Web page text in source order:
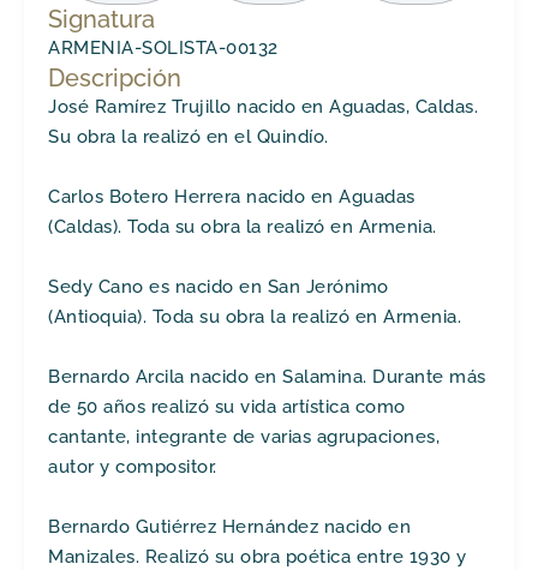
Signatura
ARMENIA-SOLISTA-00132
Descripción
José Ramírez Trujillo nacido en Aguadas, Caldas.
Su obra la realizó en el Quindío.
Carlos Botero Herrera nacido en Aguadas
(Caldas). Toda su obra la realizó en Armenia.
Sedy Cano es nacido en San Jerónimo
(Antioquia). Toda su obra la realizó en Armenia.
Bernardo Arcila nacido en Salamina. Durante más
de 50 años realizó su vida artística como
cantante, integrante de varias agrupaciones,
autor y compositor.
Bernardo Gutiérrez Hernández nacido en
Manizales. Realizó su obra poética entre 1930 y